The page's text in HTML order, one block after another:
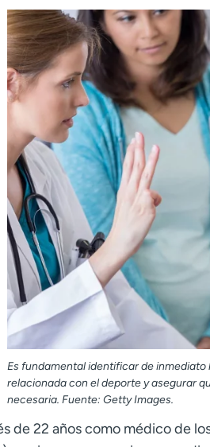
Es fundamental identificar de
relacionada con el deporte y asegurar
necesaria. Fuente: Getty Images.
de 22 años como médico de